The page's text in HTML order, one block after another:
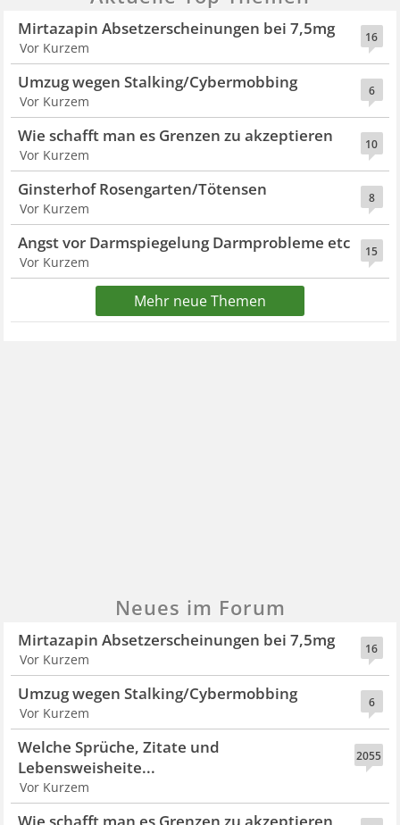
16
Mirtazapin Absetzerscheinungen bei 7,5mg
Vor Kurzem
6
Umzug wegen Stalking/Cybermobbing
Vor Kurzem
10
Wie schafft man es Grenzen zu akzeptieren
Vor Kurzem
8
Ginsterhof Rosengarten/Tötensen
Vor Kurzem
15
Angst vor Darmspiegelung Darmprobleme etc
Vor Kurzem
Mehr neue Themen
Neues im Forum
16
Mirtazapin Absetzerscheinungen bei 7,5mg
Vor Kurzem
6
Umzug wegen Stalking/Cybermobbing
Vor Kurzem
2055
Welche Sprüche, Zitate und
Lebensweisheite...
Vor Kurzem